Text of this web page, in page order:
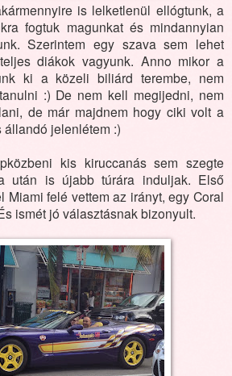
is lelketlenül ellógtunk, a
fogtuk magunkat és mindannyian
Szerintem egy szava sem lehet
diákok vagyunk. Anno mikor a
ki a közeli biliárd terembe, nem
:) De nem kell megijedni, nem
de már majdnem hogy ciki volt a
jelenlétem :)
kis kiruccanás sem szegte
után is újabb túrára induljak. Első
Miami felé vettem az irányt, egy Coral
ismét jó választásnak bizonyult.